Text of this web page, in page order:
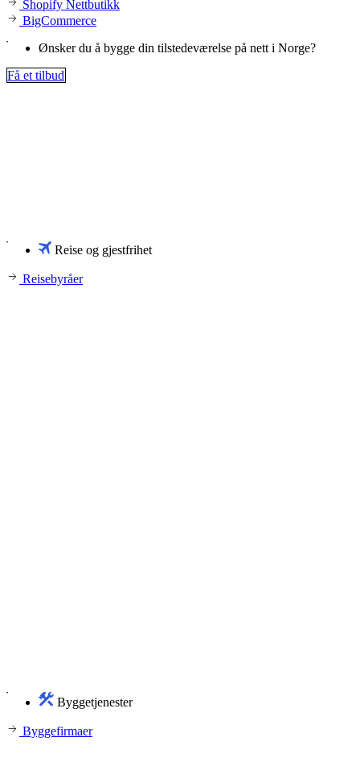
Shopify Nettbutikk
BigCommerce
Ønsker du å bygge din tilstedeværelse på nett i Norge?
Få et tilbud
Reise og gjestfrihet
Reisebyråer
Byggetjenester
Byggefirmaer